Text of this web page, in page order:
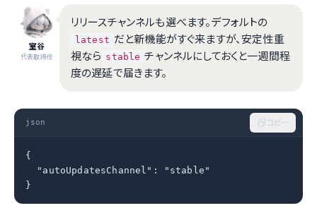
室谷
代表取締役
リリースチャンネルも選べます。デフォルトの
latest だと新機能がすぐ来ますが、安定性重
視なら stable チャンネルにしておくと一週間程
度の遅延で届きます。
json コピー
{
  "autoUpdatesChannel": "stable"
}